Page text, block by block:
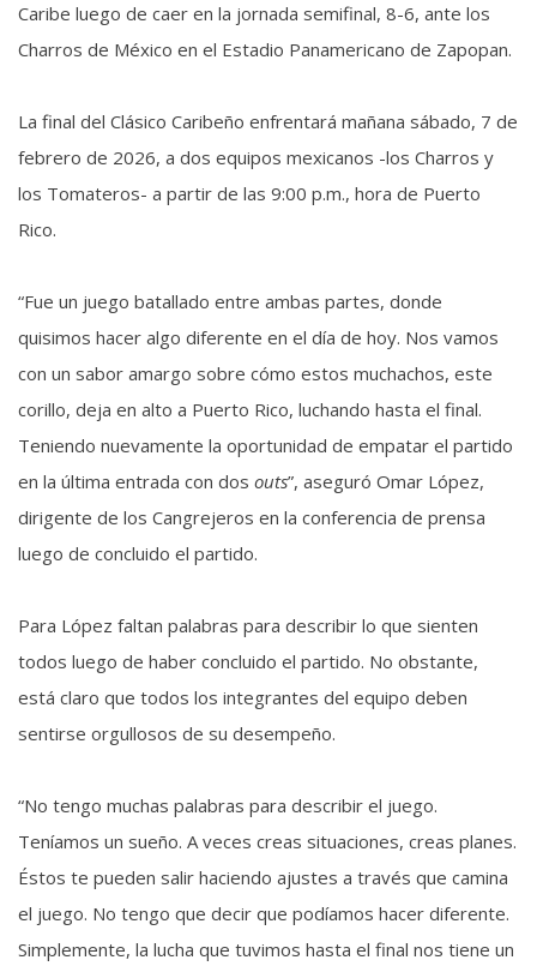
Caribe luego de caer en la jornada semifinal, 8-6, ante los
Charros de México en el Estadio Panamericano de Zapopan.
La final del Clásico Caribeño enfrentará mañana sábado, 7 de
febrero de 2026, a dos equipos mexicanos -los Charros y
los Tomateros- a partir de las 9:00 p.m., hora de Puerto
Rico.
“Fue un juego batallado entre ambas partes, donde
quisimos hacer algo diferente en el día de hoy. Nos vamos
con un sabor amargo sobre cómo estos muchachos, este
corillo, deja en alto a Puerto Rico, luchando hasta el final.
Teniendo nuevamente la oportunidad de empatar el partido
en la última entrada con dos outs”, aseguró Omar López,
dirigente de los Cangrejeros en la conferencia de prensa
luego de concluido el partido.
Para López faltan palabras para describir lo que sienten
todos luego de haber concluido el partido. No obstante,
está claro que todos los integrantes del equipo deben
sentirse orgullosos de su desempeño.
“No tengo muchas palabras para describir el juego.
Teníamos un sueño. A veces creas situaciones, creas planes.
Éstos te pueden salir haciendo ajustes a través que camina
el juego. No tengo que decir que podíamos hacer diferente.
Simplemente, la lucha que tuvimos hasta el final nos tiene un